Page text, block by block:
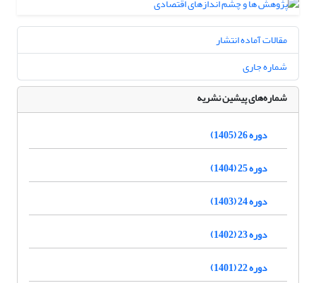
مقالات آماده انتشار
شماره جاری
شماره‌های پیشین نشریه
دوره 26 (1405)
دوره 25 (1404)
دوره 24 (1403)
دوره 23 (1402)
دوره 22 (1401)